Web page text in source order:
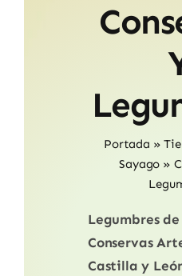
Portada »
Sayago »
Legumbres
Conservas
Castilla y